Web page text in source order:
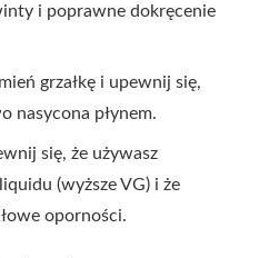
i poprawne dokręcenie
grzałkę i upewnij się,
nasycona płynem.
się, że używasz
(wyższe VG) i że
oporności.